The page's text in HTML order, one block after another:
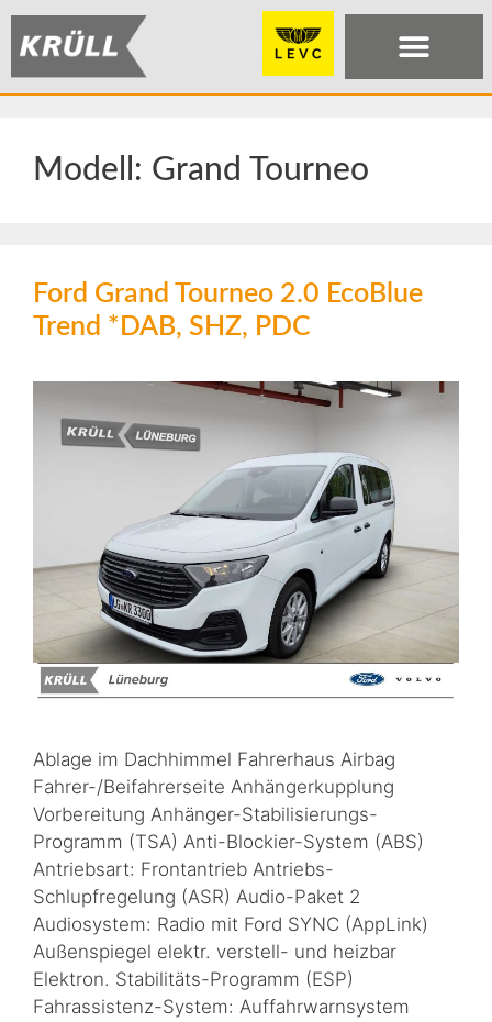
Modell: Grand Tourneo
Ford Grand Tourneo 2.0 EcoBlue
Trend *DAB, SHZ, PDC
Ablage im Dachhimmel Fahrerhaus Airbag
Fahrer-/Beifahrerseite Anhängerkupplung
Vorbereitung Anhänger-Stabilisierungs-
Programm (TSA) Anti-Blockier-System (ABS)
Antriebsart: Frontantrieb Antriebs-
Schlupfregelung (ASR) Audio-Paket 2
Audiosystem: Radio mit Ford SYNC (AppLink)
Außenspiegel elektr. verstell- und heizbar
Elektron. Stabilitäts-Programm (ESP)
Fahrassistenz-System: Auffahrwarnsystem